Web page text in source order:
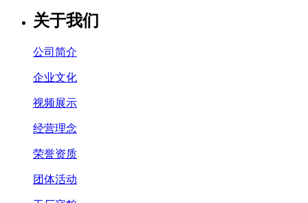
关于我们
公司简介
企业文化
视频展示
经营理念
荣誉资质
团体活动